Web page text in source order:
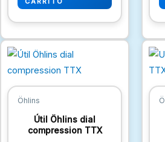
Öhlins
Útil Öhlins dial
compression TTX